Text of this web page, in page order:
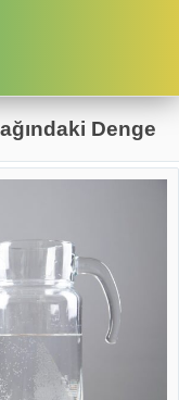
Denge